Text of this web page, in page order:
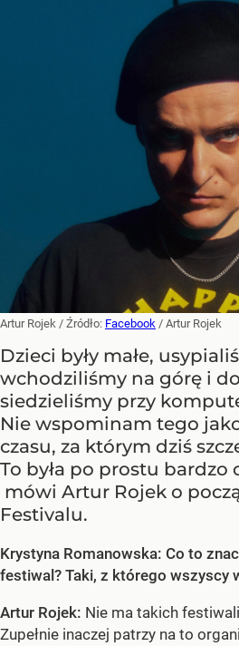
Artur Rojek / Źródło: Facebook / Artur Rojek
Dzieci były małe,
wchodziliśmy na górę i
siedzieliśmy przy
Nie wspominam tego
czasu, za którym dziś
To była po prostu bardzo
mówi Artur Rojek o
Festivalu.
Krystyna Romanowska: Co to
festiwal? Taki, z którego wszyscy
Artur Rojek: Nie ma takich
Zupełnie inaczej patrzy na to